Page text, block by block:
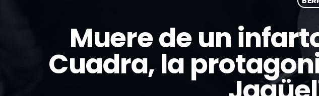
Muere de un
Cuadra, la